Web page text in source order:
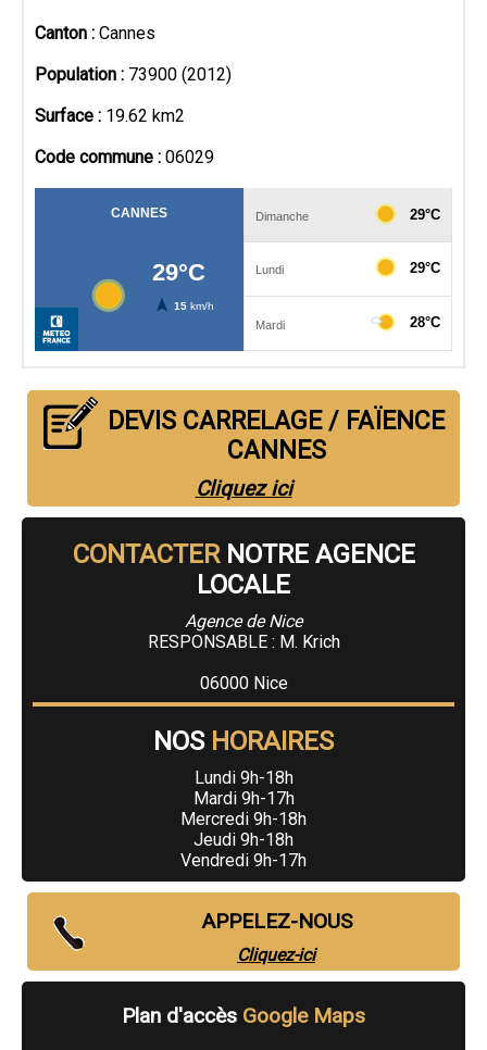
Canton : Cannes
Population : 73900 (2012)
Surface : 19.62 km2
Code commune : 06029
DEVIS CARRELAGE / FAÏENCE
CANNES
Cliquez ici
CONTACTERNOTRE AGENCE
LOCALE
Agence de Nice
RESPONSABLE : M. Krich
06000 Nice
NOS HORAIRES
Lundi 9h-18h
Mardi 9h-17h
Mercredi 9h-18h
Jeudi 9h-18h
Vendredi 9h-17h
APPELEZ-NOUS
Cliquez-ici
Plan d'accès Google Maps